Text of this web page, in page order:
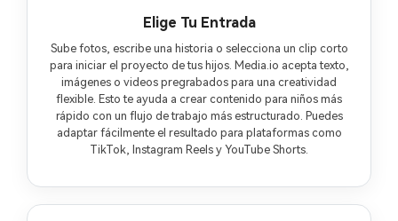
Elige Tu Entrada
Sube fotos, escribe una historia o selecciona un clip corto
para iniciar el proyecto de tus hijos. Media.io acepta texto,
imágenes o videos pregrabados para una creatividad
flexible. Esto te ayuda a crear contenido para niños más
rápido con un flujo de trabajo más estructurado. Puedes
adaptar fácilmente el resultado para plataformas como
TikTok, Instagram Reels y YouTube Shorts.